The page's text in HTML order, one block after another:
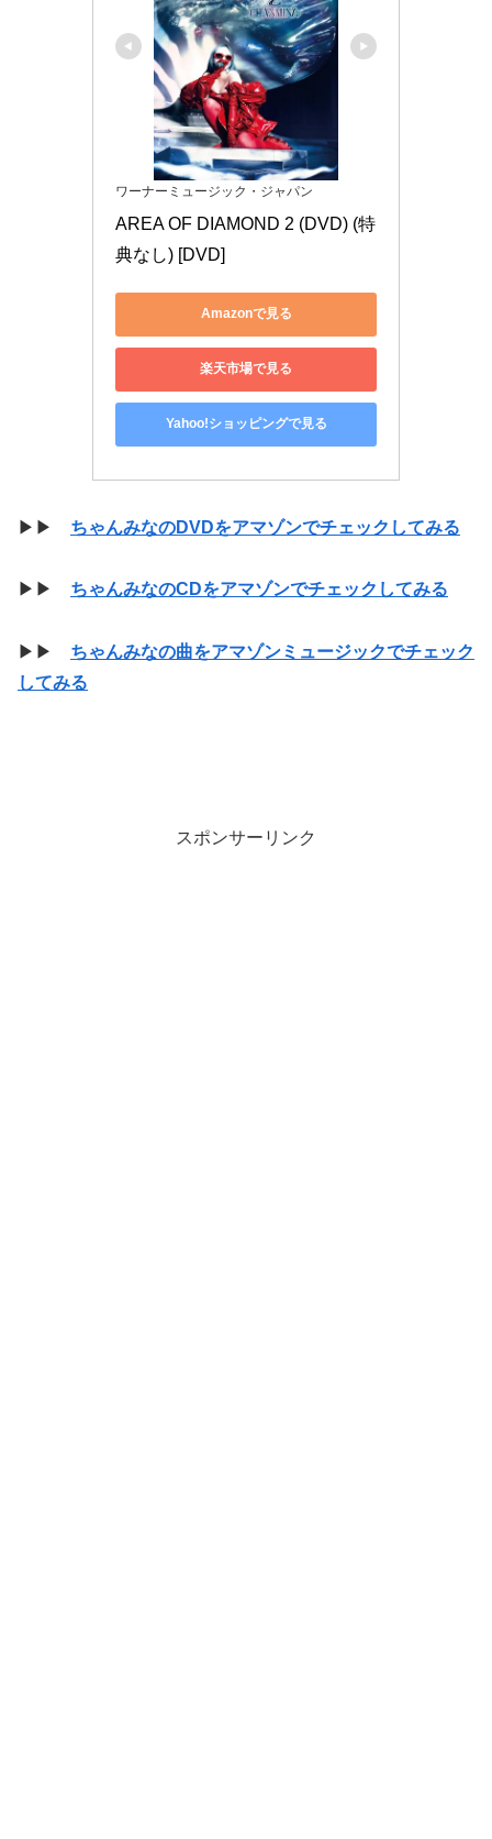
ワーナーミュージック・ジャパン
AREA OF DIAMOND 2 (DVD) (特
典なし) [DVD]
Amazonで見る
楽天市場で見る
Yahoo!ショッピングで見る
▶▶ ちゃんみなのDVDをアマゾンでチェックしてみる
▶▶ ちゃんみなのCDをアマゾンでチェックしてみる
▶▶ ちゃんみなの曲をアマゾンミュージックでチェック
してみる
スポンサーリンク